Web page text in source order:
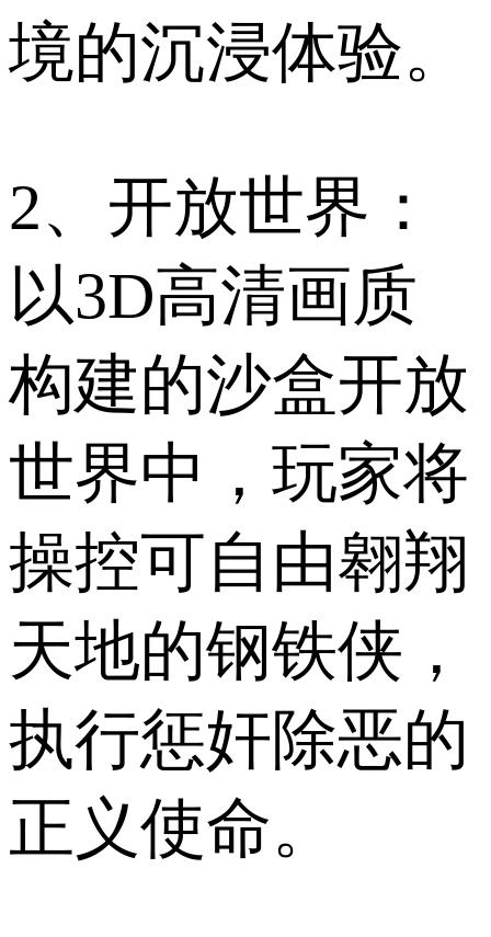
境的沉浸体验。
2、开放世界：
以3D高清画质
构建的沙盒开放
世界中，玩家将
操控可自由翱翔
天地的钢铁侠，
执行惩奸除恶的
正义使命。